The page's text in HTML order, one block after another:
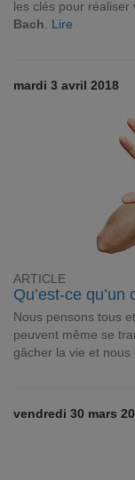
les clés pour réaliser
Bach
Lire
mardi 3 avril 2018
ARTICLE
Qu’est-ce qu’un
Nous pensons tous
peuvent même se
gâcher la vie et
vendredi 30 mars